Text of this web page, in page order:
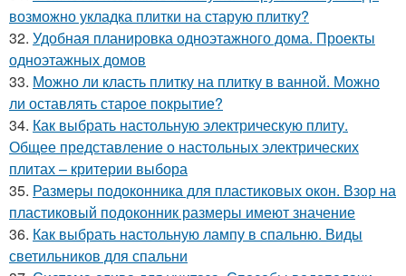
возможно укладка плитки на старую плитку?
32. Удобная планировка одноэтажного дома. Проекты
одноэтажных домов
33. Можно ли класть плитку на плитку в ванной. Можно
ли оставлять старое покрытие?
34. Как выбрать настольную электрическую плиту.
Общее представление о настольных электрических
плитах – критерии выбора
35. Размеры подоконника для пластиковых окон. Взор на
пластиковый подоконник размеры имеют значение
36. Как выбрать настольную лампу в спальню. Виды
светильников для спальни